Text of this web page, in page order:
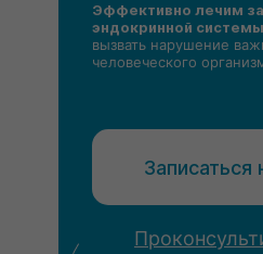
Эффективно лечим
эндокринной
вызвать нарушение
человеческого
Записаться